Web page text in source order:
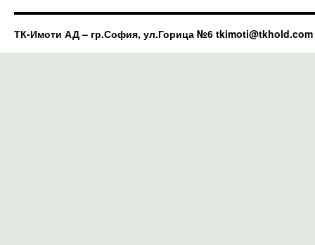
ТК-Имоти АД – гр.София, ул.Горица №6 tkimoti@tkhold.com